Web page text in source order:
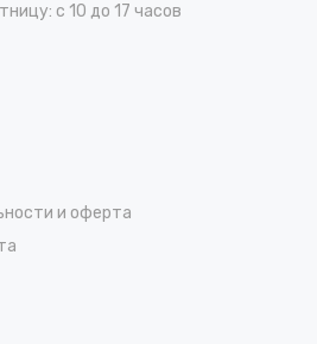
с 10 до 17 часов
и оферта